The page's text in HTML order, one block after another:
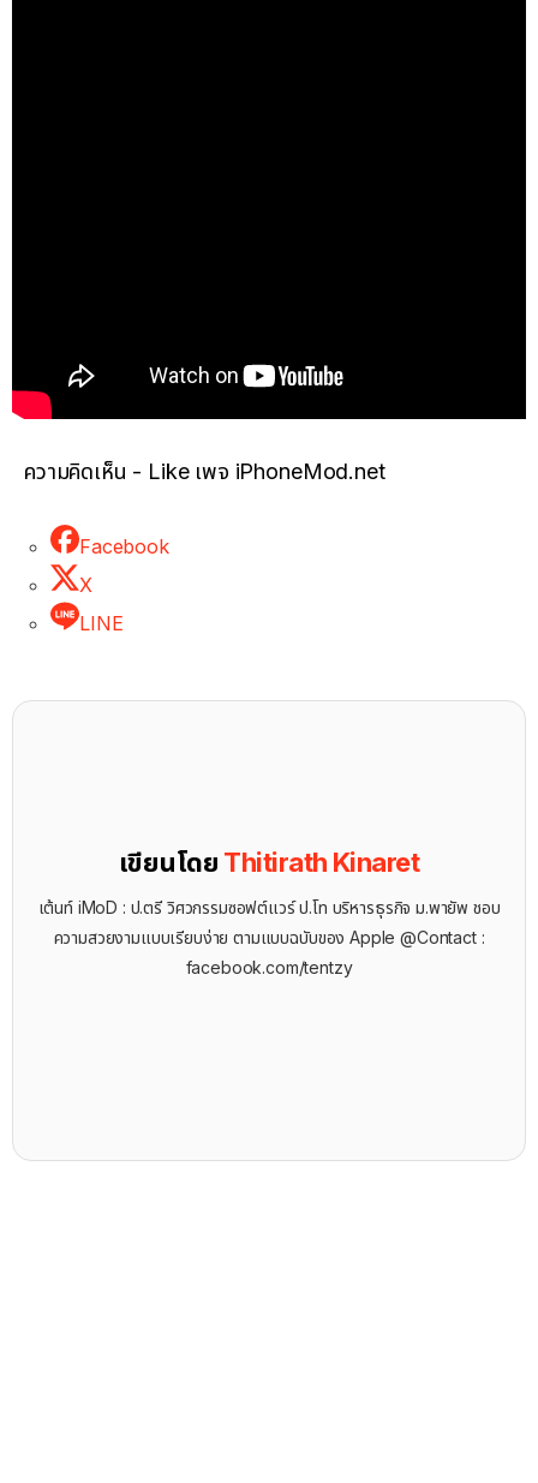
ความคิดเห็น - Like เพจ iPhoneMod.net
Facebook
X
LINE
เขียนโดย Thitirath Kinaret
เต้นท์ iMoD : ป.ตรี วิศวกรรมซอฟต์แวร์ ป.โท บริหารธุรกิจ ม.พายัพ ชอบ
ความสวยงามแบบเรียบง่าย ตามแบบฉบับของ Apple @Contact :
facebook.com/tentzy